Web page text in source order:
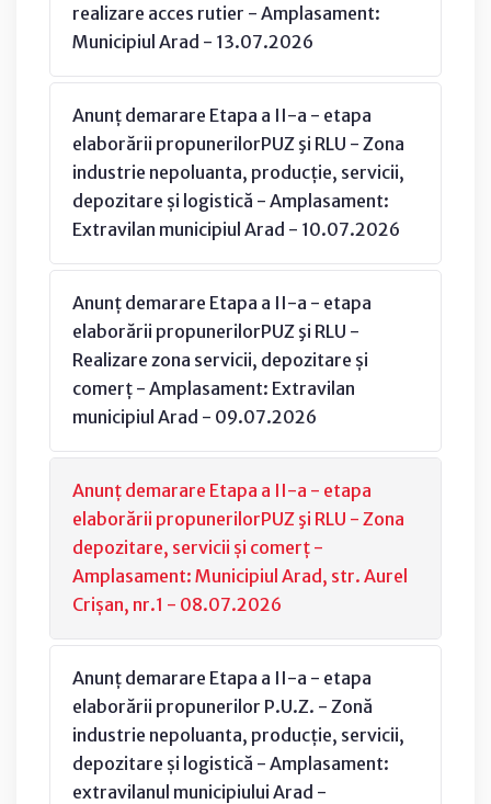
realizare acces rutier - Amplasament:
Municipiul Arad - 13.07.2026
Anunț demarare Etapa a II-a - etapa
elaborării propunerilorPUZ şi RLU - Zona
industrie nepoluanta, producție, servicii,
depozitare și logistică - Amplasament:
Extravilan municipiul Arad - 10.07.2026
Anunț demarare Etapa a II-a - etapa
elaborării propunerilorPUZ şi RLU -
Realizare zona servicii, depozitare și
comerț - Amplasament: Extravilan
municipiul Arad - 09.07.2026
Anunț demarare Etapa a II-a - etapa
elaborării propunerilorPUZ şi RLU - Zona
depozitare, servicii și comerț -
Amplasament: Municipiul Arad, str. Aurel
Crișan, nr.1 - 08.07.2026
Anunț demarare Etapa a II-a - etapa
elaborării propunerilor P.U.Z. - Zonă
industrie nepoluanta, producție, servicii,
depozitare și logistică - Amplasament:
extravilanul municipiului Arad -